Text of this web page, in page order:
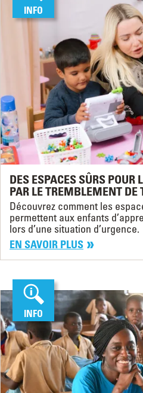
INFO
DES ESPACES SÛRS POUR
PAR LE TREMBLEMENT DE
Découvrez comment les
permettent aux enfants
lors d’une situation d’urgence.
EN SAVOIR PLUS
INFO